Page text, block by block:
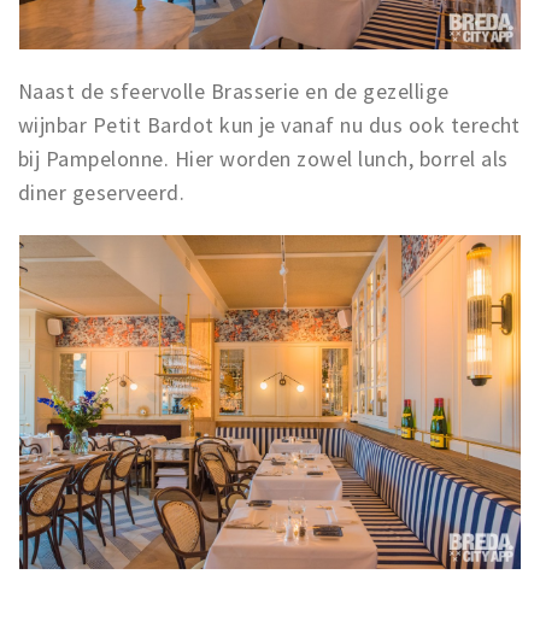
Naast de sfeervolle Brasserie en de gezellige
wijnbar Petit Bardot kun je vanaf nu dus ook terecht
bij Pampelonne. Hier worden zowel lunch, borrel als
diner geserveerd.